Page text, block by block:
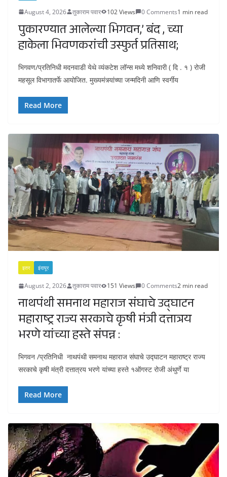
August 4, 2026 तुकाराम पवार 102 Views 0 Comments1 min read
पुकारण्यात आलेल्या भिगवन,’ बंद , च्या
हाकेला भिवणकरांची उस्फुर्त प्रतिसाथ;
भिगवण/प्रतिनिधी मदनवाडी येथे व्यंकटेश लॉन्स मध्ये शनिवारी ( दि . १ ) रोजी
महसूल विभागातर्फे आयोजित. मुख्यमंत्र्यांच्या जन्मदिनी आणि स्वर्गीय
Read More
इतर इंदापूर
August 2, 2026 तुकाराम पवार 151 Views 0 Comments2 min read
नाथपंथी समनाथ महाराज संघाचे उद्घाटन
महाराष्ट्र राज्य सरकाचे कृषी मंत्री दत्तात्रय
भरणे यांच्या हस्ते संपन्न :
भिगवन /प्रतिनिधी नाथपंथी समनाथ महाराज संघाचे उद्घाटन महाराष्ट्र राज्य
सरकाचे कृषी मंत्री दत्तात्रय भरणे यांच्या हस्ते १ऑगस्ट रोजी अंथुर्णे या
Read More